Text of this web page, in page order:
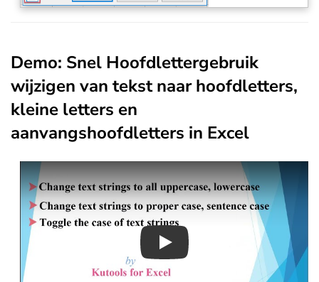
Demo: Snel Hoofdlettergebruik
wijzigen van tekst naar hoofdletters,
kleine letters en
aanvangshoofdletters in Excel
Play